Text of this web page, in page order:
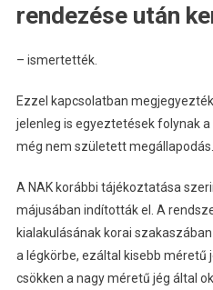
rendezése után
– ismertették.
Ezzel kapcsolatban
jelenleg is egyeztetések folynak
még nem született megállapodás.
A NAK korábbi tájékoztatása
májusában indították el. A
kialakulásának korai
a légkörbe, ezáltal kisebb méretű
csökken a nagy méretű jég által